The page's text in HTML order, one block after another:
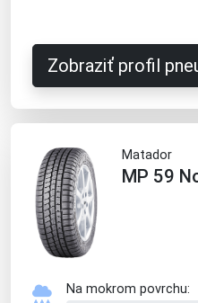
Zobraziť profil
Matador
MP 59
Na mokrom povrchu: